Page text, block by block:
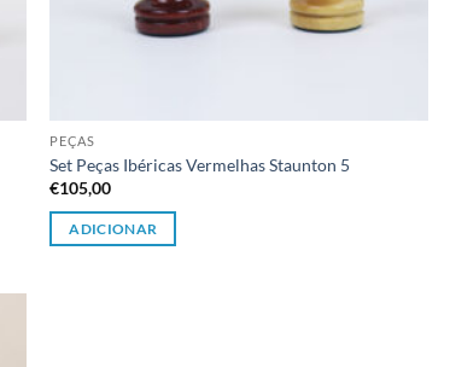
PEÇAS
Set Peças Ibéricas Vermelhas Staunton 5
€105,00
ADICIONAR